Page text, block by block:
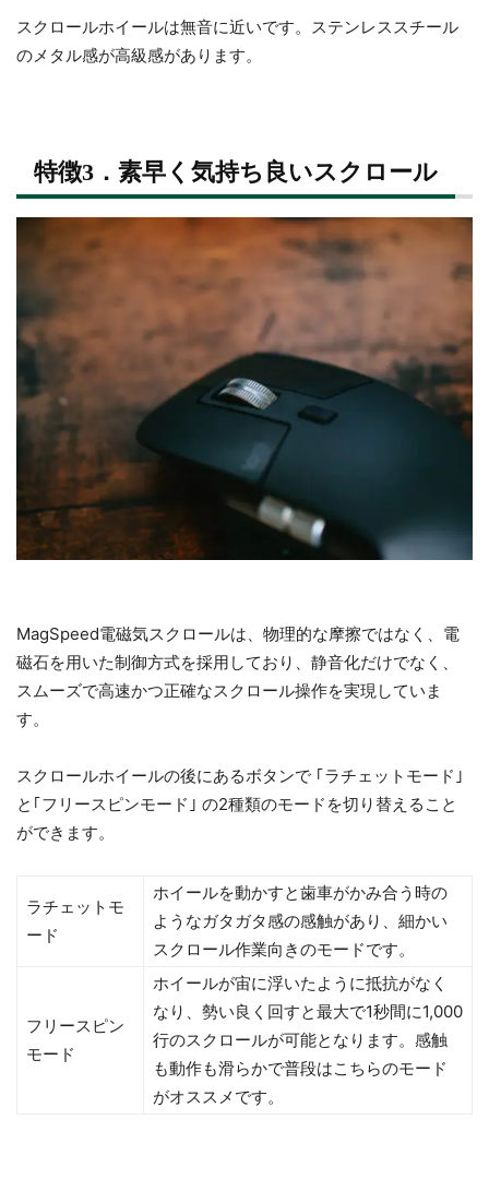
スクロールホイールは無音に近いです。ステンレススチール
のメタル感が高級感があります。
特徴3．素早く気持ち良いスクロール
MagSpeed電磁気スクロールは、物理的な摩擦ではなく、電
磁石を用いた制御方式を採用しており、静音化だけでなく、
スムーズで高速かつ正確なスクロール操作を実現していま
す。
スクロールホイールの後にあるボタンで ｢ラチェットモード｣
と｢フリースピンモード｣ の2種類のモードを切り替えること
ができます。
ラチェットモ
ード
ホイールを動かすと歯車がかみ合う時の
ようなガタガタ感の感触があり、細かい
スクロール作業向きのモードです。
フリースピン
モード
ホイールが宙に浮いたように抵抗がなく
なり、勢い良く回すと最大で1秒間に1,000
行のスクロールが可能となります。感触
も動作も滑らかで普段はこちらのモード
がオススメです。